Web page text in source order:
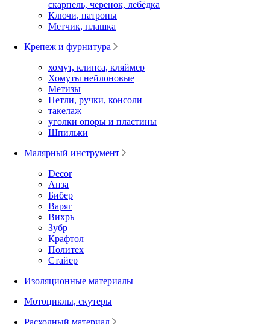
скарпель, черенок, лебёдка
Ключи, патроны
Метчик, плашка
Крепеж и фурнитура
хомут, клипса, кляймер
Хомуты нейлоновые
Метизы
Петли, ручки, консоли
такелаж
уголки опоры и пластины
Шпильки
Малярный инструмент
Decor
Анза
Бибер
Варяг
Вихрь
Зубр
Крафтол
Политех
Стайер
Изоляционные материалы
Мотоциклы, скутеры
Расходный материал